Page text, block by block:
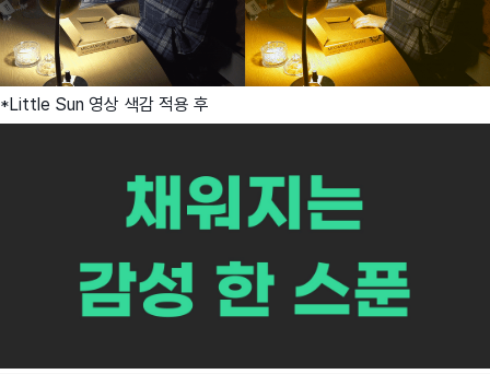
*Little Sun 영상 색감 적용 후